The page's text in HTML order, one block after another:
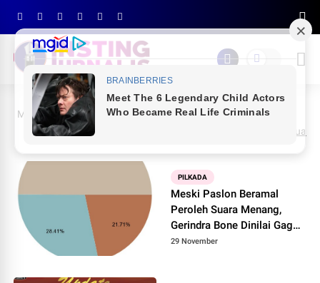
Menampilkan postingan dengan labelPILKADA
Tunjukkan semua
PILKADA
Meski Paslon Beramal
Peroleh Suara Menang,
Gerindra Bone Dinilai Gagal
Sumbang Suara Terbanyak
29 November